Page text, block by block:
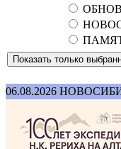
06.08.2026